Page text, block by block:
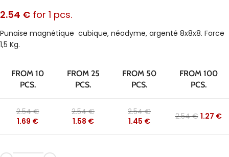
2.54 € for 1 pcs.
Punaise magnétique cubique, néodyme, argenté 8x8x8. Force
1,5 Kg.
FROM 10
PCS.
FROM 25
PCS.
FROM 50
PCS.
FROM 100
PCS.
2.54€
1.69 €
2.54€
1.58 €
2.54€
1.45 € 2.54€ 1.27 €